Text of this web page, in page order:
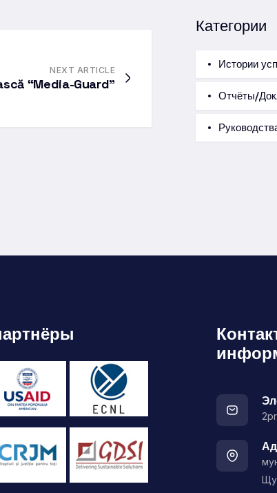
NEXT ARTICLE
“Media-Guard”
Категории
Истории
Отчёты/